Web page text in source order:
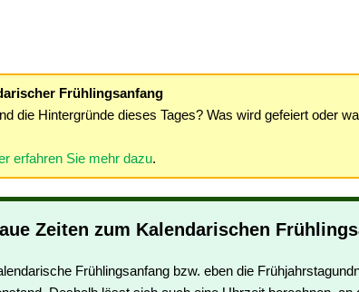
Frühlingsanfang
die Hintergründe dieses Tages? Was wird gefeiert oder
erfahren Sie mehr dazu.
Zeiten zum Kalendarischen
Frühlingsanfang bzw. eben die